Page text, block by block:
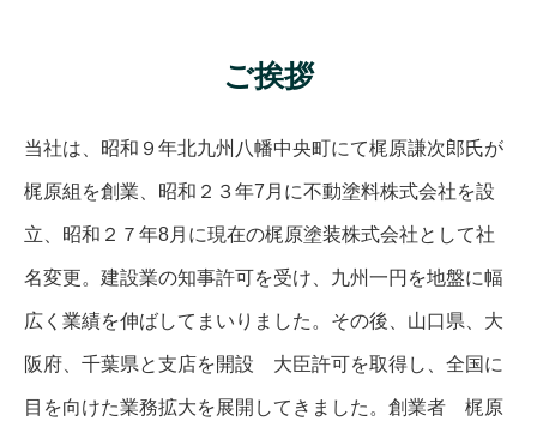
ご挨拶
当社は、昭和９年北九州八幡中央町にて梶原謙次郎氏が
梶原組を創業、昭和２３年7月に不動塗料株式会社を設
立、昭和２７年8月に現在の梶原塗装株式会社として社
名変更。建設業の知事許可を受け、九州一円を地盤に幅
広く業績を伸ばしてまいりました。その後、山口県、大
阪府、千葉県と支店を開設 大臣許可を取得し、全国に
目を向けた業務拡大を展開してきました。創業者 梶原